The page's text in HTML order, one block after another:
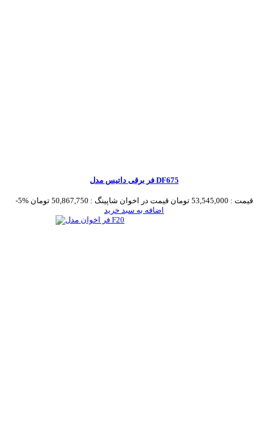
فر برقی داتیس مدل DF675
-5% قیمت : 53,545,000 تومان قیمت در اخوان شاپینگ : 50,867,750 تومان
اضافه به سبد خرید